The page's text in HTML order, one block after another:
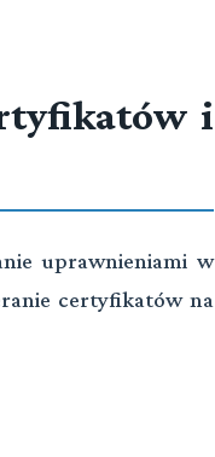
i
uprawnieniami w
certyfikatów na